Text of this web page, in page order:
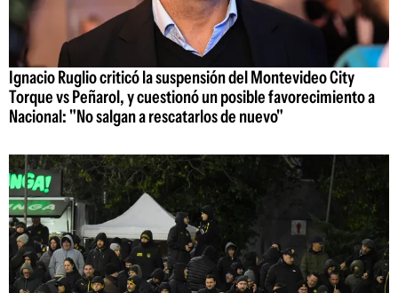
Ignacio Ruglio criticó la suspensión del Montevideo City
Torque vs Peñarol, y cuestionó un posible favorecimiento a
Nacional: "No salgan a rescatarlos de nuevo"